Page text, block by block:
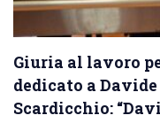
Giuria al lavoro
dedicato a
Scardicchio: